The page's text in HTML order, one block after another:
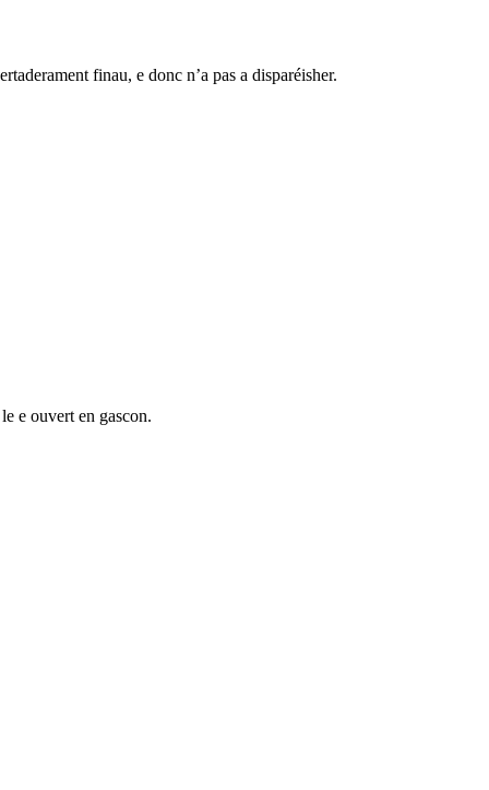
finau, e donc n’a pas a disparéisher.
e ouvert en gascon.